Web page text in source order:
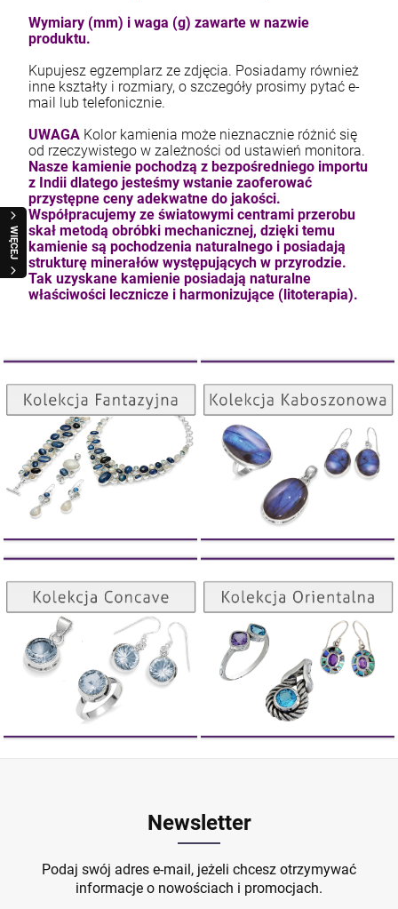
WIĘCEJ
Wymiary (mm) i waga (g) zawarte w nazwie
produktu.
Kupujesz egzemplarz ze zdjęcia. Posiadamy również
inne kształty i rozmiary, o szczegóły prosimy pytać e-
mail lub telefonicznie.
UWAGA Kolor kamienia może nieznacznie różnić się
od rzeczywistego w zależności od ustawień monitora.
Nasze kamienie pochodzą z bezpośredniego importu
z Indii dlatego jesteśmy wstanie zaoferować
przystępne ceny adekwatne do jakości.
Współpracujemy ze światowymi centrami przerobu
skał metodą obróbki mechanicznej, dzięki temu
kamienie są pochodzenia naturalnego i posiadają
strukturę minerałów występujących w przyrodzie.
Tak uzyskane kamienie posiadają naturalne
właściwości lecznicze i harmonizujące (litoterapia).
Kolekcja Fantazyjna
ZOBACZ
Kolekcja Kaboszonowa
ZOBACZ
Kolekcja Concave
ZOBACZ
Kolekcja Orientalna
ZOBACZ
Newsletter
Podaj swój adres e-mail, jeżeli chcesz otrzymywać
informacje o nowościach i promocjach.